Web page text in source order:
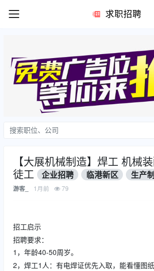
求职招聘
【大展机械制造】焊工 机械
徒工
企业招聘 临港新区 生产
游客_ 1月前 79
招工启示
招聘要求：
1，年龄40-50周岁。
2，焊工1人：有电焊证优先入取，能看懂图